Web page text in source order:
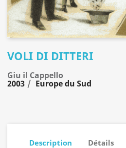
VOLI DI DITTERI
Giu il Cappello
2003 Europe du Sud
Description Détails